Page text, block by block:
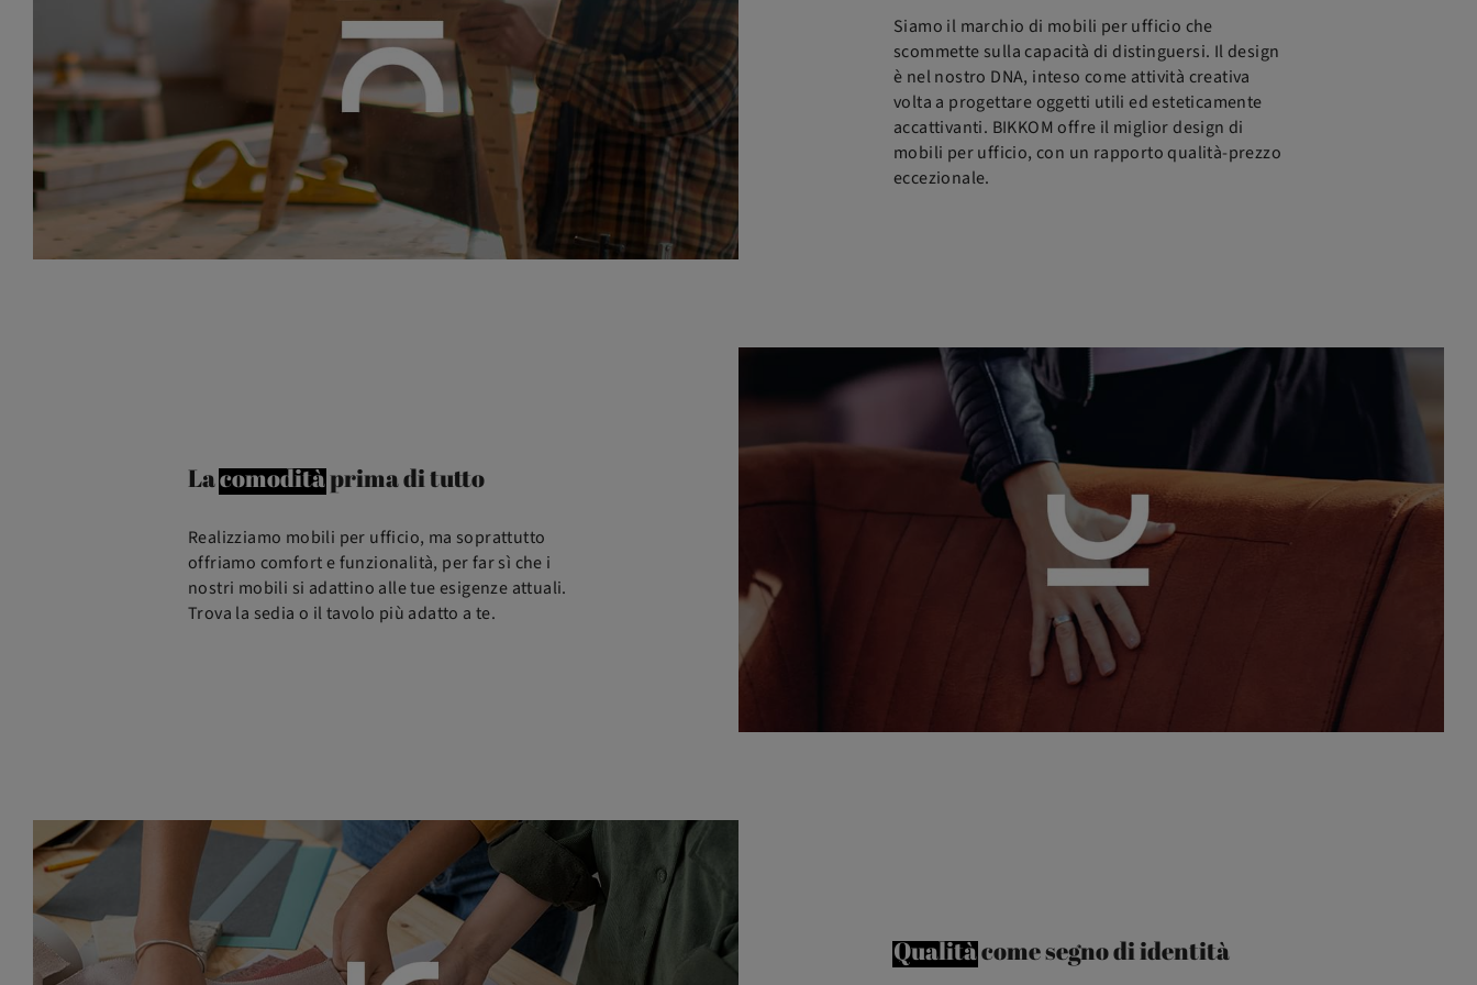
Siamo il marchio di mobili per ufficio che
scommette sulla capacità di distinguersi. Il design
è nel nostro DNA, inteso come attività creativa
volta a progettare oggetti utili ed esteticamente
accattivanti. BIKKOM offre il miglior design di
mobili per ufficio, con un rapporto qualità-prezzo
eccezionale.
Lacomoditàprima di tutto
Realizziamo mobili per ufficio, ma soprattutto
offriamo comfort e funzionalità, per far sì che i
nostri mobili si adattino alle tue esigenze attuali.
Trova la sedia o il tavolo più adatto a te.
Qualitàcome segno di identità